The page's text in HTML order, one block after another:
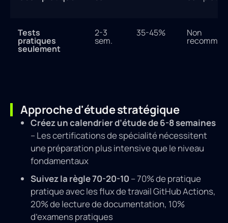
Tests
pratiques
seulement
2-3
sem.
35-45% Non
Approche d'étude stratégique
Créez un calendrier d’étude de 6-8 semaines
– Les certifications de spécialité nécessitent
une préparation plus intensive que le niveau
fondamentaux
Suivez la règle 70-20-10 – 70% de pratique
pratique avec les flux de travail GitHub Actions,
20% de lecture de documentation, 10%
d’examens pratiques